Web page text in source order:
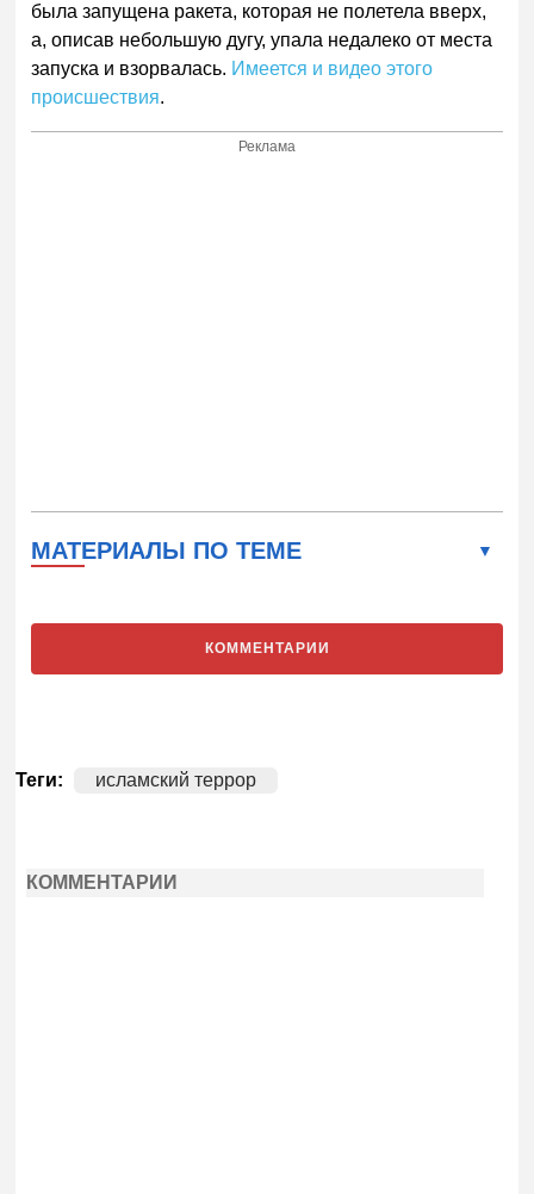
была запущена ракета, которая не полетела вверх,
а, описав небольшую дугу, упала недалеко от места
запуска и взорвалась. Имеется и видео этого
происшествия.
Реклама
МАТЕРИАЛЫ ПО ТЕМЕ
КОММЕНТАРИИ
Теги: исламский террор
КОММЕНТАРИИ